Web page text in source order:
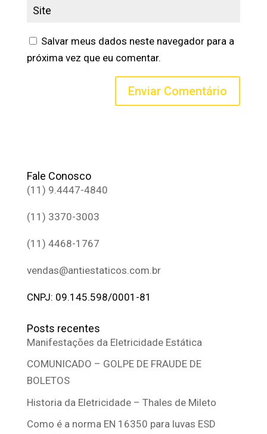
Salvar meus dados neste navegador para a
próxima vez que eu comentar.
Fale Conosco
(11) 9.4447-4840
(11) 3370-3003
(11) 4468-1767
vendas@antiestaticos.com.br
CNPJ: 09.145.598/0001-81
Posts recentes
Manifestações da Eletricidade Estática
COMUNICADO – GOLPE DE FRAUDE DE
BOLETOS
Historia da Eletricidade – Thales de Mileto
Como é a norma EN 16350 para luvas ESD